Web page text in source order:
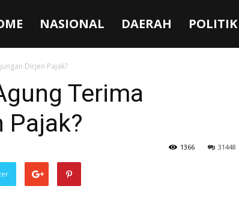
NASIONAL DAERAH POLITIK
Dirjen Pajak?
Terima
Pajak?
31448
1366